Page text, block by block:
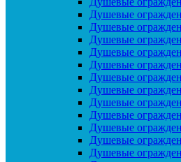
Душевые
Душевые
Душевые
Душевые
Душевые
Душевые
Душевые
Душевые
Душевые
Душевые
Душевые
Душевые